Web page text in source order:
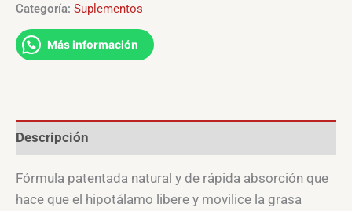
Categoría: Suplementos
Más información
Descripción
Fórmula patentada natural y de rápida absorción que
hace que el hipotálamo libere y movilice la grasa